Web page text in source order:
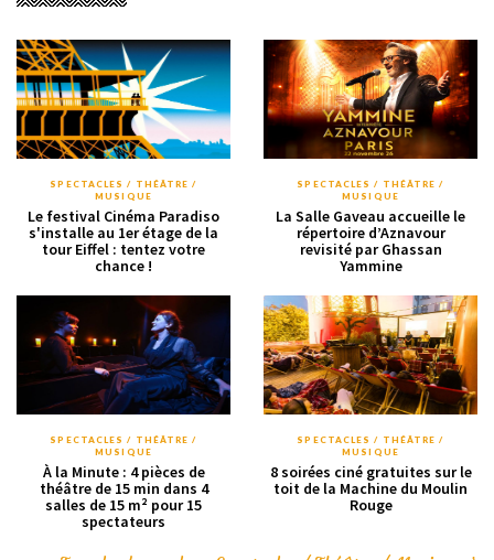
SPECTACLES / THÉÂTRE /
MUSIQUE
Le festival Cinéma Paradiso
s'installe au 1er étage de la
tour Eiffel : tentez votre
chance !
SPECTACLES / THÉÂTRE /
MUSIQUE
La Salle Gaveau accueille le
répertoire d’Aznavour
revisité par Ghassan
Yammine
SPECTACLES / THÉÂTRE /
MUSIQUE
À la Minute : 4 pièces de
théâtre de 15 min dans 4
salles de 15 m² pour 15
spectateurs
SPECTACLES / THÉÂTRE /
MUSIQUE
8 soirées ciné gratuites sur le
toit de la Machine du Moulin
Rouge